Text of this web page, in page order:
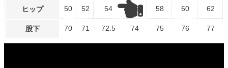
ヒップ 50 52 54 56 58 60 62
股下 70 71 72.5 74 75 76 77